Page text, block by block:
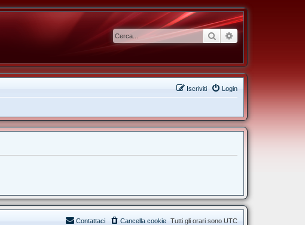
Cerca Ricerca avanzata
Login
Iscriviti
Tutti gli orari sono UTC
Cancella cookie
Contattaci